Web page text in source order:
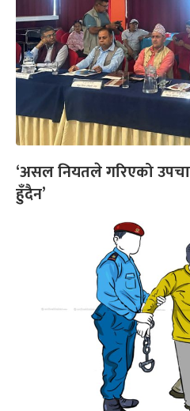
‘असल नियतले गरिएको
हुँदैन’